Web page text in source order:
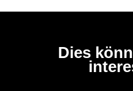
Dies